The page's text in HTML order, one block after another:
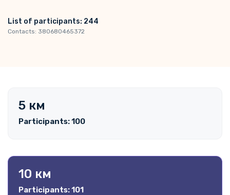
List of participants: 244
Contacts: 380680465372
5 км
Participants: 100
10 км
Participants: 101